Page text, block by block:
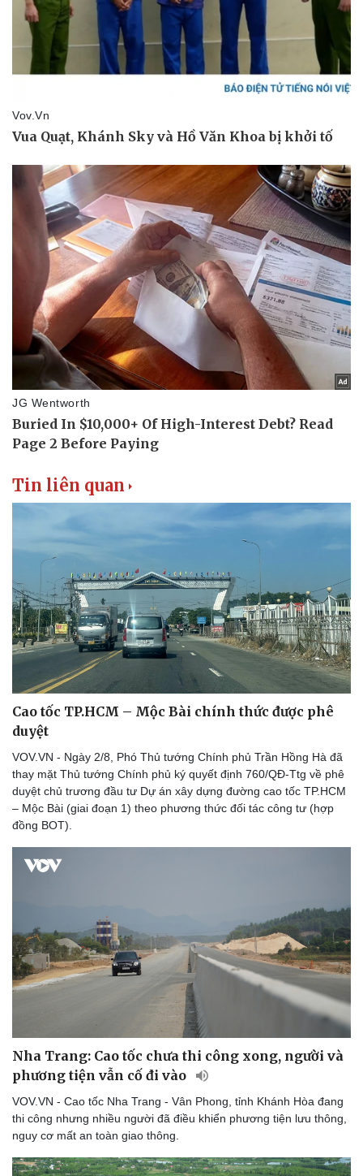
Doanh nghiệp
Thông tin doanh nghiệp
Doanh nghiệp 24h
Doanh nhân
Vì cộng đồng
Công nghệ
Sành điệu
Tin Công nghệ
Trải nghiệm
Chuyển đổi số
Tin liên quan
Cao tốc TP.HCM – Mộc Bài chính thức được phê
duyệt
VOV.VN - Ngày 2/8, Phó Thủ tướng Chính phủ Trần Hồng Hà đã
thay mặt Thủ tướng Chính phủ ký quyết định 760/QĐ-Ttg về phê
duyệt chủ trương đầu tư Dự án xây dựng đường cao tốc TP.HCM
– Mộc Bài (giai đoạn 1) theo phương thức đối tác công tư (hợp
đồng BOT).
Nha Trang: Cao tốc chưa thi công xong, người và
phương tiện vẫn cố đi vào
VOV.VN - Cao tốc Nha Trang - Vân Phong, tỉnh Khánh Hòa đang
thi công nhưng nhiều người đã điều khiển phương tiện lưu thông,
nguy cơ mất an toàn giao thông.